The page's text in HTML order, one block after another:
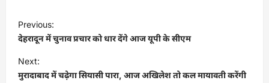
P
o
s
t
Previous:
देहरादून में चुनाव प्रचार को धार देंगे आज यूपी के सीएम
Next:
मुरादाबाद में चढ़ेगा सियासी पारा, आज अखिलेश तो कल मायावती करेंगी